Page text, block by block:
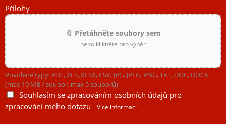
Přílohy
📎 Přetáhněte soubory sem
nebo klikněte pro výběr
Povolené typy: PDF, XLS, XLSX, CSV, JPG, JPEG, PNG, TXT, DOC, DOCX
(max 10 MB / soubor, max 5 souborů)
Souhlasím se zpracováním osobních údajů pro
zpracování mého dotazu
Více informací